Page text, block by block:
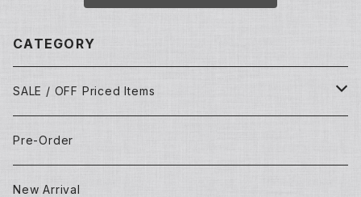
CATEGORY
SALE / OFF Priced Items
Dead Stocks
Techno/House/Dance Music
Used Items
Pre-Order
New Arrival